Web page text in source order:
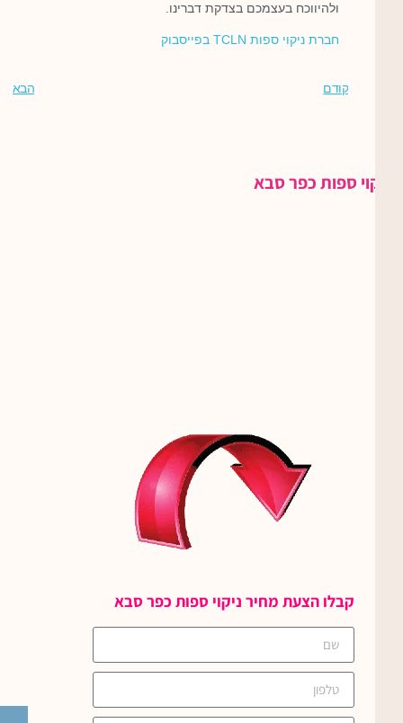
ולהיווכח בעצמכם בצדקת דברינו.
חברת ניקוי ספות TCLN בפייסבוק
קודם הבא
ניקוי ספות כפר סבא
קבלו הצעת מחיר ניקוי ספות כפר סבא